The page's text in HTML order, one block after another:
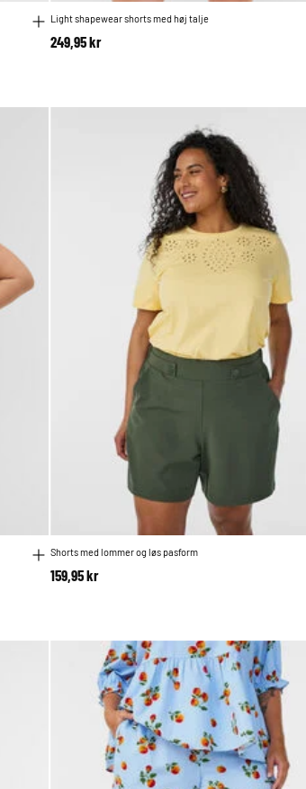
Light shapewear shorts med høj talje
249,95 kr
Shorts med lommer og løs pasform
159,95 kr